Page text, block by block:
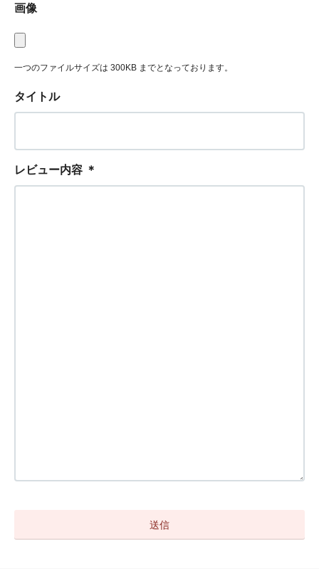
画像
一つのファイルサイズは 300KB までとなっております。
タイトル
レビュー内容 ＊